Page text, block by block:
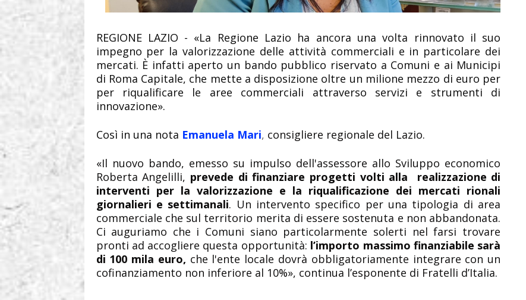
REGIONE LAZIO - «La Regione Lazio ha ancora una volta rinnovato il suo
impegno per la valorizzazione delle attività commerciali e in particolare dei
mercati. È infatti aperto un bando pubblico riservato a Comuni e ai Municipi
di Roma Capitale, che mette a disposizione oltre un milione mezzo di euro per
per riqualificare le aree commerciali attraverso servizi e strumenti di
innovazione».
Così in una nota Emanuela Mari, consigliere regionale del Lazio.
«Il nuovo bando, emesso su impulso dell'assessore allo Sviluppo economico
Roberta Angelilli, prevede di finanziare progetti volti alla realizzazione di
interventi per la valorizzazione e la riqualificazione dei mercati rionali
giornalieri e settimanali. Un intervento specifico per una tipologia di area
commerciale che sul territorio merita di essere sostenuta e non abbandonata.
Ci auguriamo che i Comuni siano particolarmente solerti nel farsi trovare
pronti ad accogliere questa opportunità: l’importo massimo finanziabile sarà
di 100 mila euro, che l'ente locale dovrà obbligatoriamente integrare con un
cofinanziamento non inferiore al 10%», continua l’esponente di Fratelli d’Italia.